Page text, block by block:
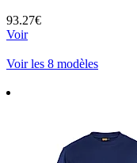
93.27€
Voir
Voir les 8 modèles